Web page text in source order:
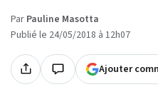
Par Pauline Masotta
Publié le 24/05/2018 à 12h07
Ajouter